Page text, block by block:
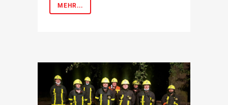
MEHR...